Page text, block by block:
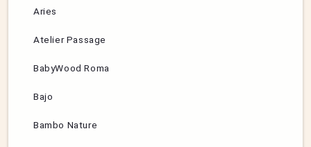
Aries
Atelier Passage
BabyWood Roma
Bajo
Bambo Nature